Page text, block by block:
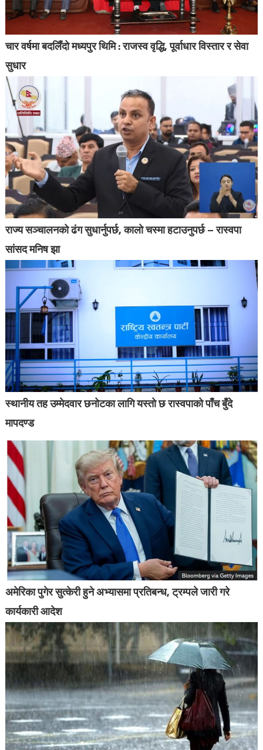
चार वर्षमा बदलिँदो मध्यपुर थिमि : राजस्व वृद्धि, पूर्वाधार विस्तार र सेवा
सुधार
राज्य सञ्चालनको ढंग सुधार्नुपर्छ, कालो चस्मा हटाउनुपर्छ – रास्वपा
सांसद मनिष झा
स्थानीय तह उम्मेदवार छनोटका लागि यस्तो छ रास्वपाको पाँच बुँदे
मापदण्ड
अमेरिका पुगेर सुत्केरी हुने अभ्यासमा प्रतिबन्ध, ट्रम्पले जारी गरे
कार्यकारी आदेश